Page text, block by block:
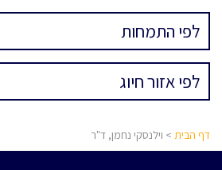
דף הבית > וילנסקי נחמן, ד"ר